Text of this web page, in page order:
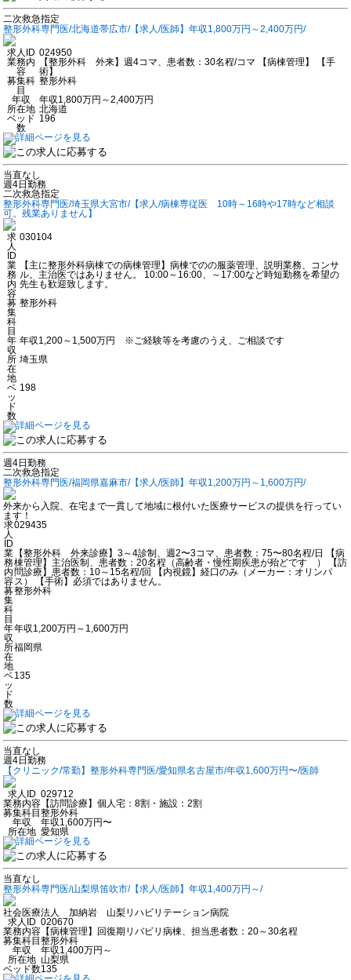
二次救急指定
整形外科専門医/北海道帯広市/【求人/医師】年収1,800万円～2,400万円/
求人ID 024950
業務内
容
【整形外科 外来】週4コマ、患者数：30名程/コマ 【病棟管理】 【手
術】
募集科
目
整形外科
年収
年収1,800万円～2,400万円
所在地 北海道
ベッド
数
196
当直なし
週4日勤務
二次救急指定
整形外科専門医/埼玉県大宮市/【求人/病棟専従医 10時～16時や17時など相談
可。残業ありません】
求
人
ID
030104
業
務
内
容
【主に整形外科病棟での病棟管理】病棟でのの服薬管理、説明業務、コンサ
ル。主治医ではありません。 10:00～16:00、～17:00など時短勤務を希望の
先生も歓迎致します。
募
集
科
目
整形外科
年
収
年収1,200～1,500万円 ※ご経験等を考慮のうえ、ご相談です
所
在
地
埼玉県
ベ
ッ
ド
数
198
週4日勤務
二次救急指定
整形外科専門医/福岡県嘉麻市/【求人/医師】年収1,200万円～1,600万円/
外来から入院、在宅まで一貫して地域に根付いた医療サービスの提供を行ってい
ます！
求
人
ID
029435
業
務
内
容
【整形外科 外来診療】3～4診制、週2〜3コマ、患者数：75〜80名程/日 【病
棟管理】主治医制、患者数：20名程（高齢者・慢性期疾患が殆どです ） 【訪
問診療】患者数：10～15名程/回 【内視鏡】経口のみ（メーカー：オリンパ
ス） 【手術】必須ではありません。
募
集
科
目
整形外科
年
収
年収1,200万円～1,600万円
所
在
地
福岡県
ベ
ッ
ド
数
135
当直なし
週4日勤務
【クリニック/常勤】整形外科専門医/愛知県名古屋市/年収1,600万円〜/医師
求人ID 029712
業務内容 【訪問診療】個人宅：8割・施設：2割
募集科目整形外科
年収
年収1,600万円〜
所在地 愛知県
当直なし
整形外科専門医/山梨県笛吹市/【求人/医師】年収1,400万円～/
社会医療法人 加納岩 山梨リハビリテーション病院
求人ID 020670
業務内容 【病棟管理】回復期リバビリ病棟、担当患者数：20～30名程
募集科目整形外科
年収
年収1,400万円～
所在地 山梨県
ベッド数135